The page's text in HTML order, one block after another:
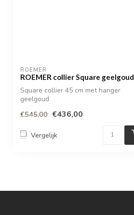
ROEMER
ROEMER collier Square geelgoud
Square collier 45 cm met hanger
geelgoud
€545,00 €436,00
Vergelijk